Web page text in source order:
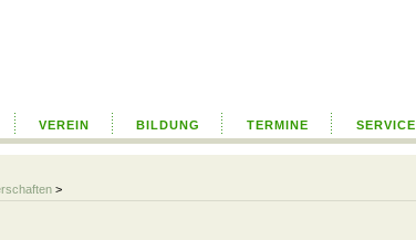
VEREIN BILDUNG TERMINE SERVICE
>